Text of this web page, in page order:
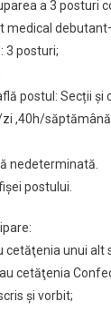
a 3 posturi
3 posturi;
postul: Secții și
,40h/
nedeterminată.
postului.
unui alt
cetăţenia
şi vorbit;